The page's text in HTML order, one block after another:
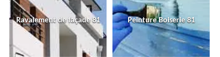
Ravalement de façade 81 Peinture Boiserie 81